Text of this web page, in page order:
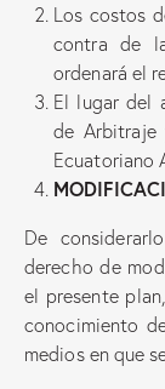
Los costos
contra de
ordenará el
El lugar del
de Arbitraje
Ecuatoriano
De
derecho de
el presente
conocimiento
medios en que